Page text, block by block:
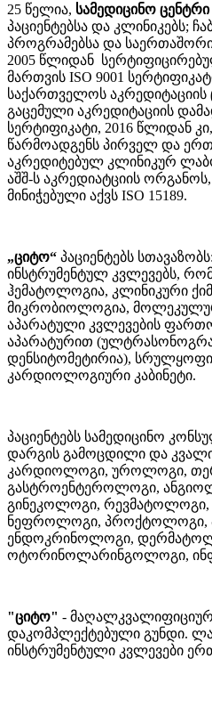
25 წელია, სამედიცინო
პაციენტებსა და კლინიკებს;
პროგრამებსა და
2005 წლიდან
მართვის ISO 9001
საქართველოს აკრედიტაციის
გაცემული აკრედიტაციის
სერტიფიკატი, 2016 წლიდან
წარმოადგენს პირველ და
აკრედიტებულ კლინიკურ
აშშ-ს აკრედიატციის
მინიჭებული აქვს ISO 15189.
„ციტო“ პაციენტებს
ინსტრუმენტულ კვლევებს,
ჰემატოლოგია, კლინიკური
მიკრობიოლოგია,
აპარატული კვლევების
აპარატურით
დენსიტომეტირია),
კარდიოლოგიური კაბინეტი.
პაციენტებს სამედიცინო
დარგის გამოცდილი და
კარდიოლოგი, უროლოგი,
გასტროენტეროლოგი,
გინეკოლოგი,
ნეფროლოგი, პროქტოლოგი,
ენდოკრინოლოგი,
ოტორინოლარინგოლოგი,
"ციტო" -
დაკომპლექტებული გუნდი.
ინსტრუმენტული კვლევები